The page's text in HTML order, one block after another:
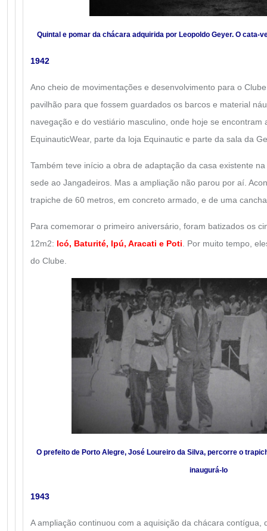
Quintal e pomar da chácara adquirida por Leopoldo Geyer. O cata-
1942
Ano cheio de movimentações e desenvolvimento para o
pavilhão para que fossem guardados os barcos e material
navegação e do vestiário masculino, onde hoje se encontram
EquinauticWear, parte da loja Equinautic e parte da sala da
Também teve início a obra de adaptação da casa existente
sede ao Jangadeiros. Mas a ampliação não parou por aí.
trapiche de 60 metros, em concreto armado, e de uma
Para comemorar o primeiro aniversário, foram batizados os
12m2: Icó, Baturité, Ipú, Aracati e Poti. Por muito tempo,
do Clube.
O prefeito de Porto Alegre, José Loureiro da Silva, percorre o
inaugurá-lo
1943
A ampliação continuou com a aquisição da chácara contígua,